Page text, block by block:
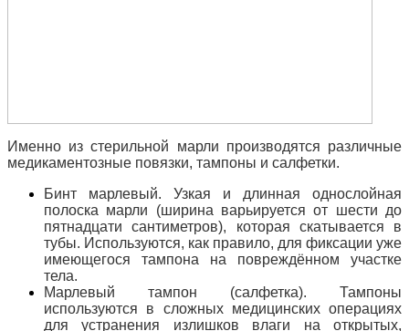
Именно из стерильной марли производятся различные
медикаментозные повязки, тампоны и салфетки.
Бинт марлевый. Узкая и длинная однослойная
полоска марли (ширина варьируется от шести до
пятнадцати сантиметров), которая скатывается в
тубы. Используются, как правило, для фиксации уже
имеющегося тампона на повреждённом участке
тела.
Марлевый тампон (салфетка). Тампоны
используются в сложных медицинских операциях
для устранения излишков влаги на открытых,